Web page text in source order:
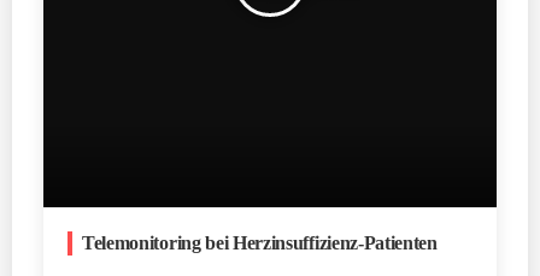
Telemonitoring bei Herzinsuffizienz-Patienten